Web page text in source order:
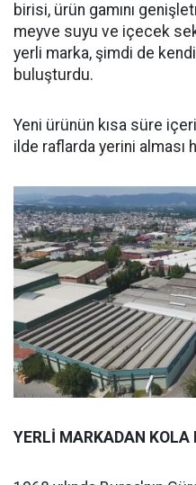
birisi, ürün gamını
meyve suyu ve içecek
yerli marka, şimdi de
buluşturdu.
Yeni ürünün kısa süre
ilde raflarda yerini alması
YERLİ MARKADAN KOLA